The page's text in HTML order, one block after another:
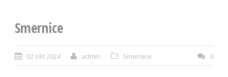
Smernice
02 okt 2024 admin Smernice 0